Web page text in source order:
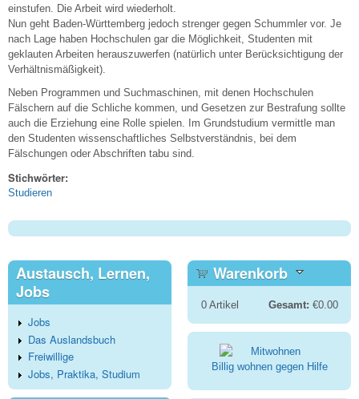
einstufen. Die Arbeit wird wiederholt.
Nun geht Baden-Württemberg jedoch strenger gegen Schummler vor. Je
nach Lage haben Hochschulen gar die Möglichkeit, Studenten mit
geklauten Arbeiten herauszuwerfen (natürlich unter Berücksichtigung der
Verhältnismäßigkeit).
Neben Programmen und Suchmaschinen, mit denen Hochschulen
Fälschern auf die Schliche kommen, und Gesetzen zur Bestrafung sollte
auch die Erziehung eine Rolle spielen. Im Grundstudium vermittle man
den Studenten wissenschaftliches Selbstverständnis, bei dem
Fälschungen oder Abschriften tabu sind.
Stichwörter:
Studieren
Austausch, Lernen,
Jobs
Jobs
Das Auslandsbuch
Freiwillige
Jobs, Praktika, Studium
Warenkorb
0Artikel Gesamt: €0.00
Billig wohnen gegen Hilfe